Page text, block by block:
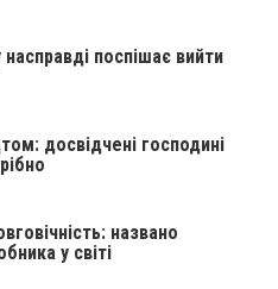
поспішає вийти
досвідчені господині
названо
у світі